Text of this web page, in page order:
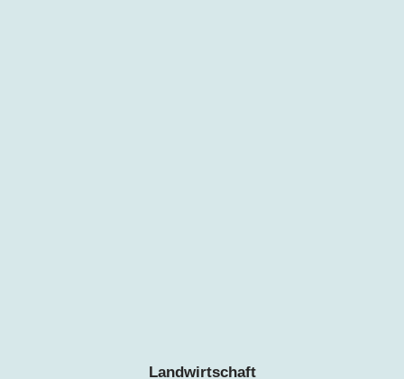
Landwirtschaft